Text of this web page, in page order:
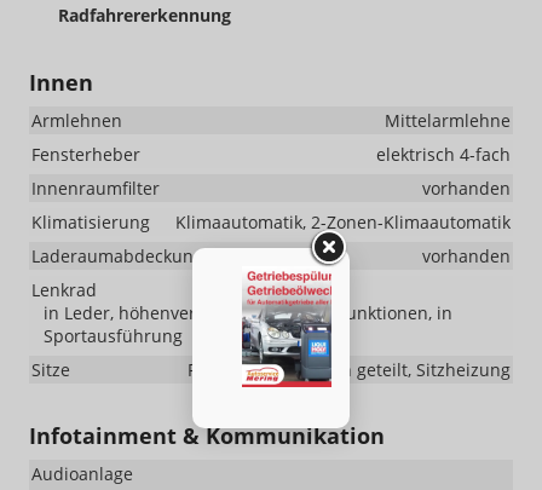
Radfahrererkennung
Innen
Armlehnen
Mittelarmlehne
Fensterheber
elektrisch 4-fach
Innenraumfilter
vorhanden
Klimatisierung
Klimaautomatik, 2-Zonen-Klimaautomatik
Laderaumabdeckung
vorhanden
Lenkrad
in Leder, höhenverstellbar, mit Multifunktionen, in
Sportausführung
Sitze
Rücksitzbank hinten geteilt, Sitzheizung
Infotainment & Kommunikation
Audioanlage